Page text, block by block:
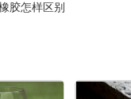
胶怎样区别